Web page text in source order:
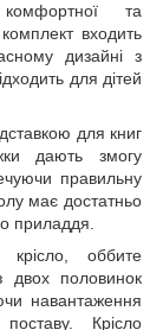
та
входить
дизайні з
для дітей
для книг
дають змогу
правильну
має достатньо
приладдя.
оббите
половинок
навантаження
Крісло